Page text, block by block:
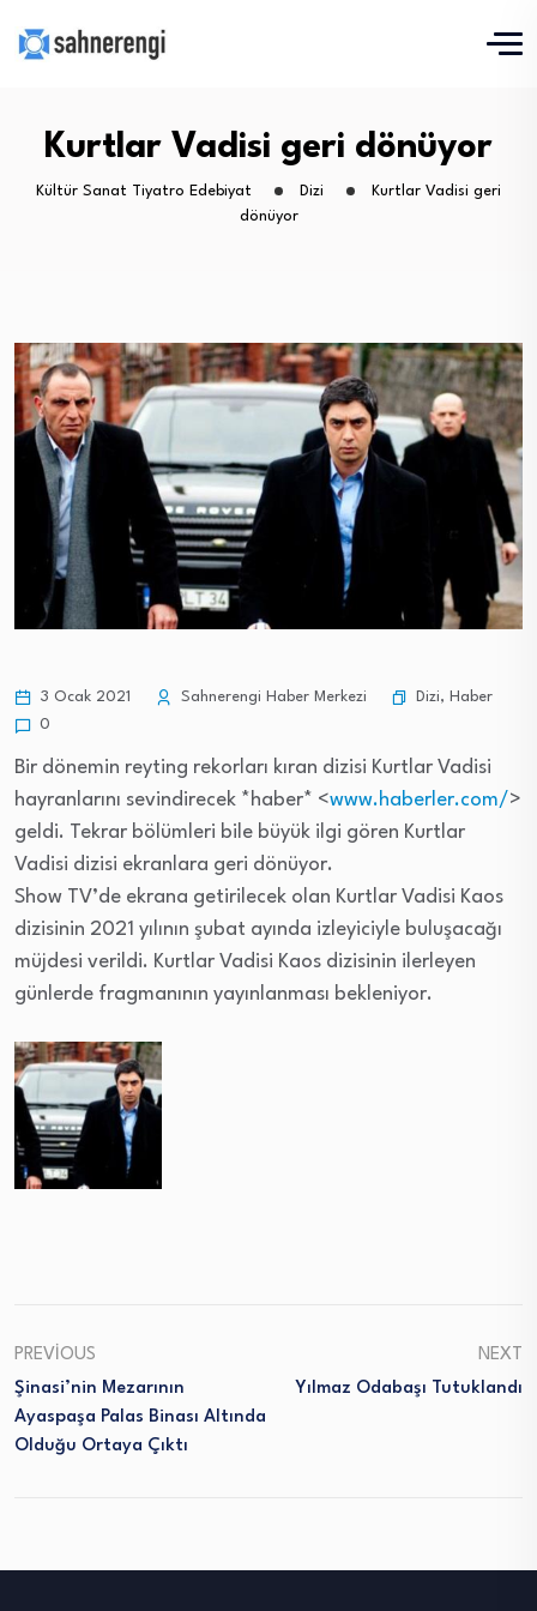
Kurtlar Vadisi geri dönüyor
Kültür Sanat Tiyatro Edebiyat Dizi
Kurtlar Vadisi geri
dönüyor
3 Ocak 2021 Sahnerengi Haber Merkezi Dizi, Haber
0
Bir dönemin reyting rekorları kıran dizisi Kurtlar Vadisi
hayranlarını sevindirecek *haber* <www.haberler.com/>
geldi. Tekrar bölümleri bile büyük ilgi gören Kurtlar
Vadisi dizisi ekranlara geri dönüyor.
Show TV’de ekrana getirilecek olan Kurtlar Vadisi Kaos
dizisinin 2021 yılının şubat ayında izleyiciyle buluşacağı
müjdesi verildi. Kurtlar Vadisi Kaos dizisinin ilerleyen
günlerde fragmanının yayınlanması bekleniyor.
PREVIOUS
Şinasi’nin Mezarının
Ayaspaşa Palas Binası Altında
Olduğu Ortaya Çıktı
NEXT
Yılmaz Odabaşı Tutuklandı